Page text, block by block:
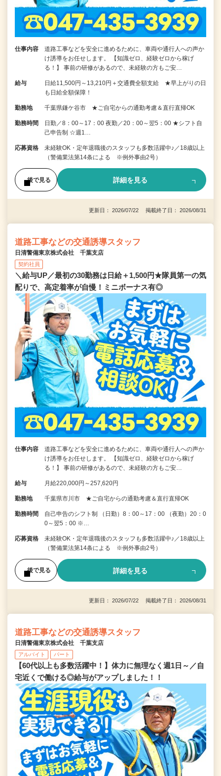
仕事内容
道路工事などを安全に進めるために、車両や通行人への声か
け誘導をお任せします。 【知識ゼロ、経験ゼロから稼げ
る！】 事前の研修があるので、未経験の方もご安…
給与
日給11,500円～13,210円＋交通費全額支給 ★早上がりの日
も日給全額保障！
勤務地 千葉県鎌ケ谷市 ★ご自宅からの通勤考慮＆直行直帰OK
勤務時間
日勤／8：00～17：00 夜勤／20：00～翌5：00 ★シフト自
己申告制 ☆週1…
応募資格
未経験OK・定年退職後のスタッフも多数活躍中♪／18歳以上
（警備業法第14条による ※例外事由2号）
後で見る 詳細を見る
更新日： 2026/07/22 掲載終了日： 2026/08/31
道路工事などの交通誘導スタッフ
日清警備東京株式会社 千葉支店
契約社員
＼給与UP／最初の30勤務は日給＋1,500円★隊員第一の気
配りで、高定着率が自慢！ミニボーナス有◎
仕事内容
道路工事などを安全に進めるために、車両や通行人への声か
け誘導をお任せします。 【知識ゼロ、経験ゼロから稼げ
る！】 事前の研修があるので、未経験の方もご安…
給与 月給220,000円～257,620円
勤務地 千葉県市川市 ★ご自宅からの通勤考慮＆直行直帰OK
勤務時間
自己申告のシフト制 （日勤）8：00～17：00 （夜勤）20：0
0～翌5：00 ※…
応募資格
未経験OK・定年退職後のスタッフも多数活躍中♪／18歳以上
（警備業法第14条による ※例外事由2号）
後で見る 詳細を見る
更新日： 2026/07/22 掲載終了日： 2026/08/31
道路工事などの交通誘導スタッフ
日清警備東京株式会社 千葉支店
アルバイト パート
【60代以上も多数活躍中！】体力に無理なく週1日～／自
宅近くで働ける◎給与がアップしました！！